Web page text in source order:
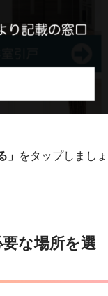
」 をタップしましょ
な場所を選